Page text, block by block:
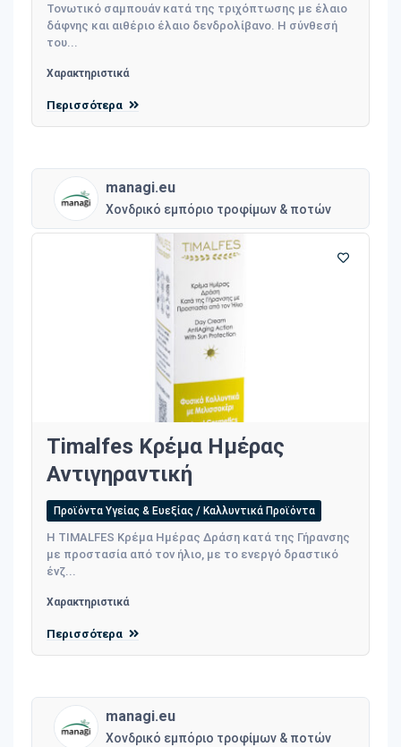
Τονωτικό σαμπουάν κατά της τριχόπτωσης με έλαιο
δάφνης και αιθέριο έλαιο δενδρολίβανο. Η σύνθεσή
του...
Χαρακτηριστικά
Περισσότερα
managi.eu
Χονδρικό εμπόριο τροφίμων & ποτών
Timalfes Κρέμα Ημέρας
Αντιγηραντική
Προϊόντα Υγείας & Ευεξίας / Καλλυντικά Προϊόντα
Η TIMALFES Κρέμα Ημέρας Δράση κατά της Γήρανσης
με προστασία από τον ήλιο, με το ενεργό δραστικό
ένζ...
Χαρακτηριστικά
Περισσότερα
managi.eu
Χονδρικό εμπόριο τροφίμων & ποτών